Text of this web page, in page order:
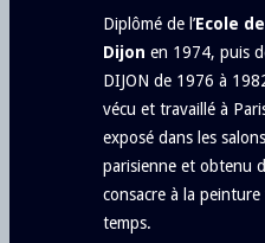
Diplômé de l’Ecole
Dijon en 1974, puis
DIJON de 1976 à
vécu et travaillé à
exposé dans les
parisienne et obtenu
consacre à la
temps.